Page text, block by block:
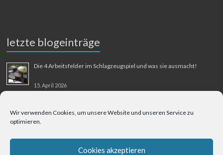
Wir verwenden Cookies, um unsere Website und unseren Service zu
optimieren.
Cookies akzeptieren
letzte blogeinträge
Die 4 Arbeitsfelder im Schlagzeugspiel und was sie ausmacht!
15. April 2026
31. August 2025
Berliner Flughafen Tegel – Berlin-Bangkok